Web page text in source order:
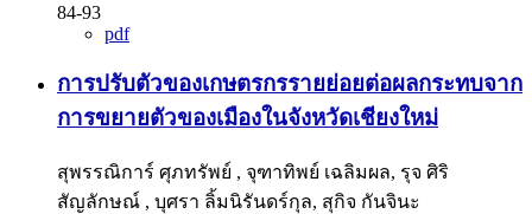
84-93
pdf
การปรับตัวของเกษตรกรรายย่อยต่อผลกระทบจาก
การขยายตัวของเมืองในจังหวัดเชียงใหม่
สุพรรณิการ์ ศุภทรัพย์ , จุฑาทิพย์ เฉลิมผล, รุจ ศิริ
สัญลักษณ์ , บุศรา ลิ้มนิรันดร์กุล, สุกิจ กันจินะ